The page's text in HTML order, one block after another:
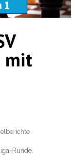
mit
Runde.